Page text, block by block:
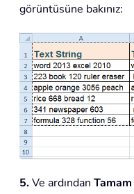
görüntüsüne bakınız:
5.Ve ardından Tamam